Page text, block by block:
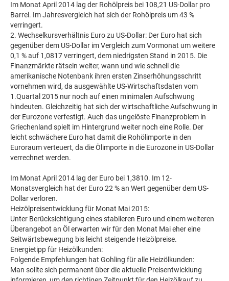
Im Monat April 2014 lag der Rohölpreis bei 108,21 US-Dollar pro
Barrel. Im Jahresvergleich hat sich der Rohölpreis um 43 %
verringert.
2. Wechselkursverhältnis Euro zu US-Dollar: Der Euro hat sich
gegenüber dem US-Dollar im Vergleich zum Vormonat um weitere
0,1 % auf 1,0817 verringert, dem niedrigsten Stand in 2015. Die
Finanzmärkte rätseln weiter, wann und wie schnell die
amerikanische Notenbank ihren ersten Zinserhöhungsschritt
vornehmen wird, da ausgewählte US-Wirtschaftsdaten vom
1.Quartal 2015 nur noch auf einen minimalen Aufschwung
hindeuten. Gleichzeitig hat sich der wirtschaftliche Aufschwung in
der Eurozone verfestigt. Auch das ungelöste Finanzproblem in
Griechenland spielt im Hintergrund weiter noch eine Rolle. Der
leicht schwächere Euro hat damit die Rohölimporte in den
Euroraum verteuert, da die Ölimporte in die Eurozone in US-Dollar
verrechnet werden.
Im Monat April 2014 lag der Euro bei 1,3810. Im 12-
Monatsvergleich hat der Euro 22 % an Wert gegenüber dem US-
Dollar verloren.
Heizölpreisentwicklung für Monat Mai 2015:
Unter Berücksichtigung eines stabileren Euro und einem weiteren
Überangebot an Öl erwarten wir für den Monat Mai eher eine
Seitwärtsbewegung bis leicht steigende Heizölpreise.
Energietipp für Heizölkunden:
Folgende Empfehlungen hat Gohling für alle Heizölkunden:
Man sollte sich permanent über die aktuelle Preisentwicklung